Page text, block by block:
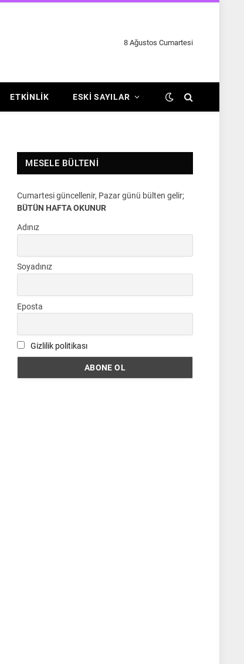
8 Ağustos Cumartesi
ETKINLIK ESKI SAYILAR
MESELE BÜLTENI
Cumartesi güncellenir, Pazar günü bülten gelir;
BÜTÜN HAFTA OKUNUR
Adınız
Soyadınız
Eposta
Gizlilik politikası